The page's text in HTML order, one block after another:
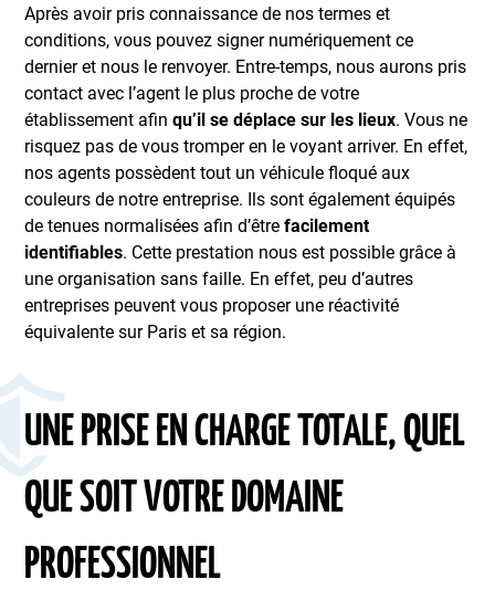
Après avoir pris connaissance de nos termes et
conditions, vous pouvez signer numériquement ce
dernier et nous le renvoyer. Entre-temps, nous aurons pris
contact avec l’agent le plus proche de votre
établissement afinqu’il se déplace sur les lieux. Vous ne
risquez pas de vous tromper en le voyant arriver. En effet,
nos agents possèdent tout un véhicule floqué aux
couleurs de notre entreprise. Ils sont également équipés
de tenues normalisées afin d’êtrefacilement
identifiables. Cette prestation nous est possible grâce à
une organisation sans faille. En effet, peu d’autres
entreprises peuvent vous proposer une réactivité
équivalente sur Paris et sa région.
UNE PRISE EN CHARGE TOTALE, QUEL
QUE SOIT VOTRE DOMAINE
PROFESSIONNEL